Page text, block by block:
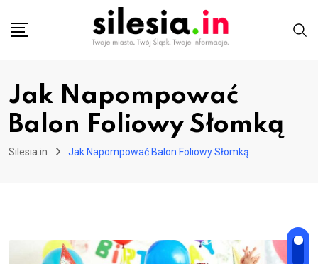
Jak Napompować
Balon Foliowy Słomką
Silesia.in Jak Napompować Balon Foliowy Słomką